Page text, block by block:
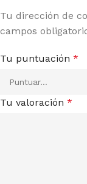
Tu dirección de
campos
Tu puntuación *
Tu valoración *